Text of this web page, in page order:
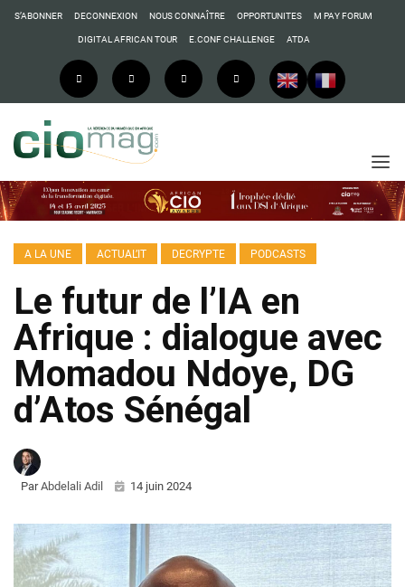
S’ABONNER DECONNEXION NOUS CONNAÎTRE OPPORTUNITES M PAY FORUM
DIGITAL AFRICAN TOUR E.CONF CHALLENGE ATDA
A LA UNE ACTUAL’IT DECRYPTE PODCASTS
Le futur de l’IA en
Afrique : dialogue avec
Momadou Ndoye, DG
d’Atos Sénégal
ParAbdelali Adil 14 juin 2024